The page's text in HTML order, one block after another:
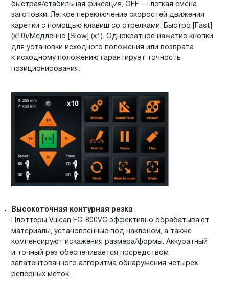
быстрая/стабильная фиксация, OFF — легкая смена
заготовки. Легкое переключение скоростей движения
каретки с помощью клавиш со стрелками: Быстро [Fast]
(х10)/Медленно [Slow] (х1). Однократное нажатие кнопки
для установки исходного положения или возврата
к исходному положению гарантирует точность
позиционирования.
Высокоточная контурная резка
Плоттеры Vulcan FC-800VC эффективно обрабатывают
материалы, установленные под наклоном, а также
компенсируют искажения размера/формы. Аккуратный
и точный рез обеспечивается посредством
запатентованного алгоритма обнаружения четырех
реперных меток.